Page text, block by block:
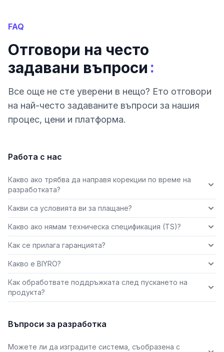
FAQ
Отговори на често
задавани въпроси :
Все още не сте уверени в нещо? Ето отговори
на най-често задаваните въпроси за нашия
процес, цени и платформа.
Работа с нас
Какво ако трябва да направя корекции по време на
разработката?
Какви са условията ви за плащане?
Какво ако нямам техническа спецификация (TS)?
Как се прилага гаранцията?
Какво е BIYRO?
Как обработвате поддръжката след пускането на
продукта?
Въпроси за разработка
Можете ли да изградите система, съобразена с